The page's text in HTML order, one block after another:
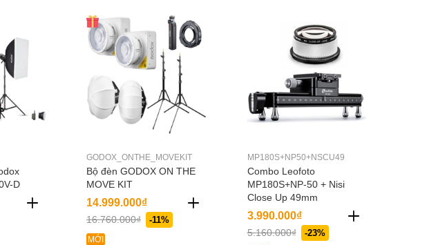
D
GODOX_ONTHE_MOVEKIT
Bộ đèn GODOX ON THE
MOVE KIT
14.999.000₫
16.760.000₫ -11%
MỚI
MP180S+NP50+NSCU49
Combo Leofoto
MP180S+NP-50 + Nisi
Close Up 49mm
3.990.000₫
5.160.000₫ -23%